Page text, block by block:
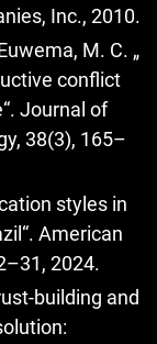
Inc., 2010.
M. C. „
conflict
Journal of
38(3), 165–
styles in
American
2024.
building and